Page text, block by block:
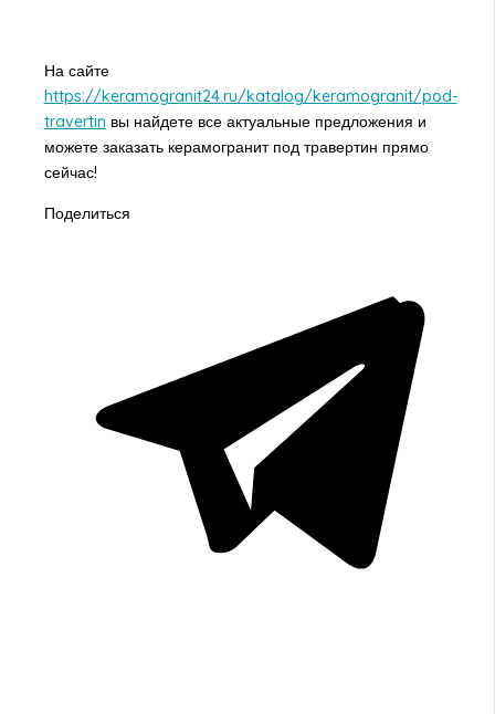
На сайте
https://keramogranit24.ru/katalog/keramogranit/pod-
travertin вы найдете все актуальные предложения и
можете заказать керамогранит под травертин прямо
сейчас!
Поделиться